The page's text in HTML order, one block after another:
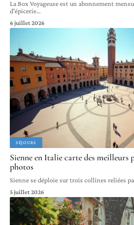
La Box Voyageuse est un abonnement
d'épicerie…
6 juillet 2026
SÉJOURS
Sienne en Italie carte des meilleurs
photos
Sienne se déploie sur trois collines reliées
5 juillet 2026